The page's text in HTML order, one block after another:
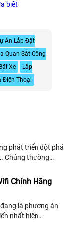
biết
Án Lắp Đặt
Quan Sát Công
Xe
Lắp
Điện Thoại
phát triển đột phá
chúng mang lại
Chính Hãng
là phương án
nhất hiện